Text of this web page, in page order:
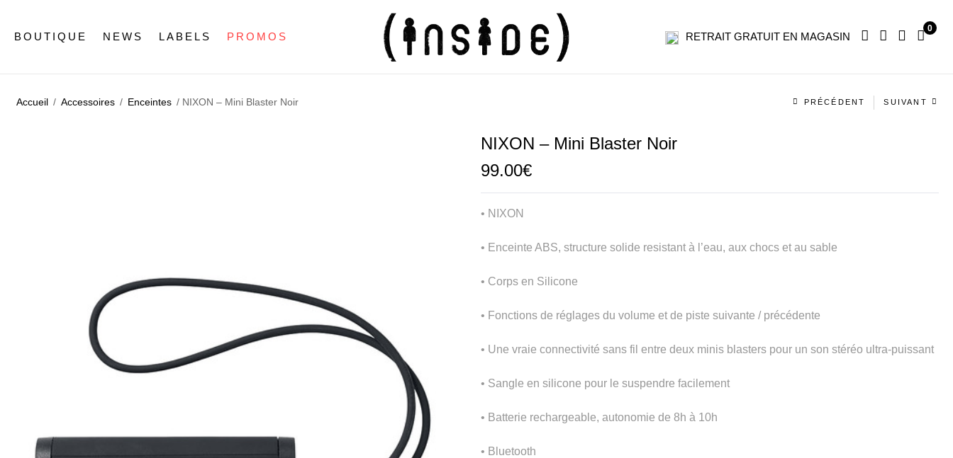
BOUTIQUE NEWS LABELS PROMOS RETRAIT GRATUIT EN MAGASIN
0
Accueil / Accessoires / Enceintes / NIXON – Mini Blaster Noir
Navigation
PRÉCÉDENT SUIVANT
NIXON – Mini Blaster Noir
99.00€
• NIXON
• Enceinte ABS, structure solide resistant à l’eau, aux chocs et au sable
• Corps en Silicone
• Fonctions de réglages du volume et de piste suivante / précédente
• Une vraie connectivité sans fil entre deux minis blasters pour un son stéréo ultra-puissant
• Sangle en silicone pour le suspendre facilement
• Batterie rechargeable, autonomie de 8h à 10h
• Bluetooth